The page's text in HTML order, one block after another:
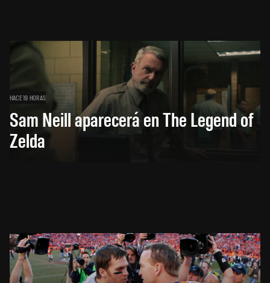
HACE 19 HORAS
Sam Neill aparecerá en The Legend of
Zelda